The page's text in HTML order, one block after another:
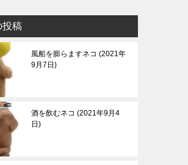
投稿
風船を膨らますネコ
2021年
9月7日
酒を飲むネコ
2021年9月4
日